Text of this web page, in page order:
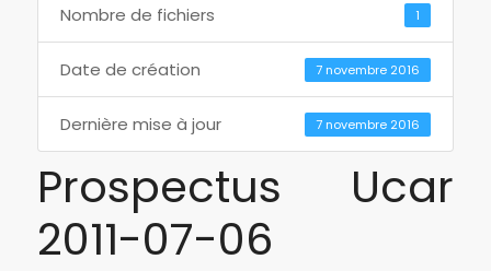
Nombre de fichiers 1
Date de création 7 novembre 2016
Dernière mise à jour 7 novembre 2016
Prospectus Ucar
2011-07-06